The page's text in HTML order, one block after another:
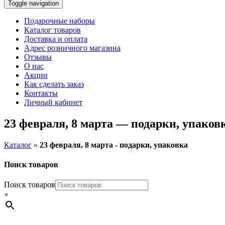
Toggle navigation
Подарочные наборы
Каталог товаров
Доставка и оплата
Адрес розничного магазина
Отзывы
О нас
Акции
Как сделать заказ
Контакты
Личный кабинет
23 февраля, 8 марта — подарки,
Каталог » 23 февраля, 8 марта - подарки, упаковка
Поиск товаров
Поиск товаров
×